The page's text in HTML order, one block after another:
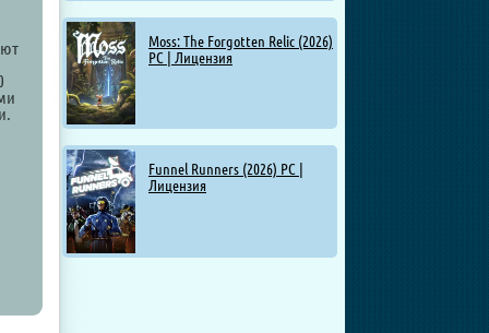
Moss: The Forgotten Relic (2026)
PC | Лицензия
Funnel Runners (2026) PC |
Лицензия